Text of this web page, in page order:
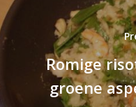
Romige
groene